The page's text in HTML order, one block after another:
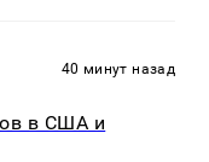
40 минут назад
в США и